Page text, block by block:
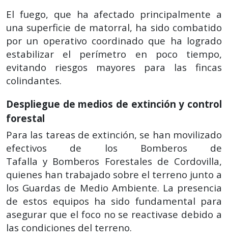
El fuego, que ha afectado principalmente a
una superficie de matorral, ha sido combatido
por un operativo coordinado que ha logrado
estabilizar el perímetro en poco tiempo,
evitando riesgos mayores para las fincas
colindantes.
Despliegue de medios de extinción y control
forestal
Para las tareas de extinción, se han movilizado
efectivos de los Bomberos de
Tafalla y Bomberos Forestales de Cordovilla,
quienes han trabajado sobre el terreno junto a
los Guardas de Medio Ambiente. La presencia
de estos equipos ha sido fundamental para
asegurar que el foco no se reactivase debido a
las condiciones del terreno.